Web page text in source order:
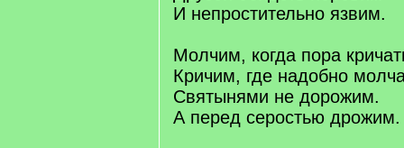
И непростительно язвим.
Молчим, когда пора
Кричим, где надобно
Святынями не дорожим.
А перед серостью дрожим.